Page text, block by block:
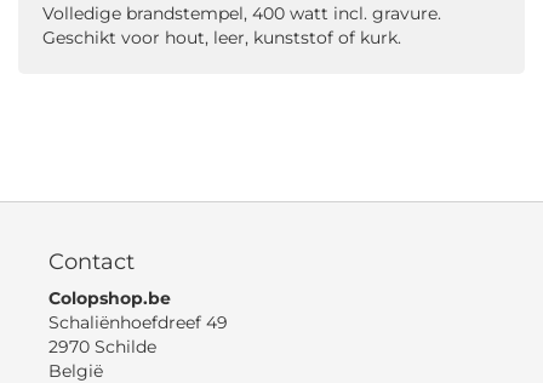
Volledige brandstempel, 400 watt incl. gravure.
Geschikt voor hout, leer, kunststof of kurk.
Contact
Colopshop.be
Schaliënhoefdreef 49
2970 Schilde
België